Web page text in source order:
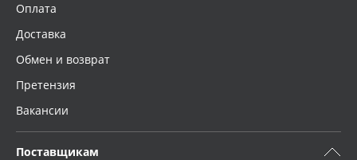
Оплата
Доставка
Обмен и возврат
Претензия
Вакансии
Поставщикам